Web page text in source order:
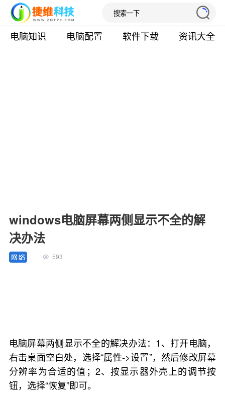
电脑知识 电脑配置 软件下载 资讯大全
windows电脑屏幕两侧显示不全的解
决办法
593
电脑屏幕两侧显示不全的解决办法：1、打开电脑，
右击桌面空白处，选择“属性->设置”，然后修改屏幕
分辨率为合适的值；2、按显示器外壳上的调节按
钮，选择“恢复”即可。